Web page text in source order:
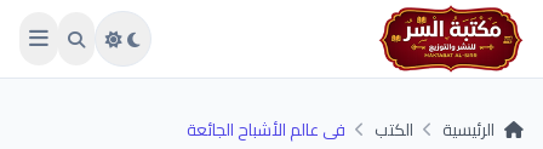
Skip to main content
الرئيسية الكتب في عالم الأشباح الجائعة